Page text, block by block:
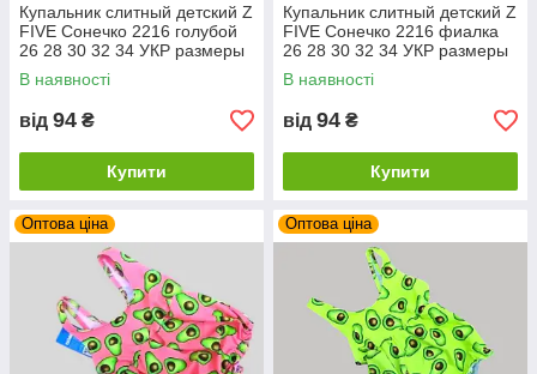
Купальник слитный детский Z
FIVE Сонечко 2216 голубой
26 28 30 32 34 УКР размеры
В наявності
від 94 ₴
Купити
Купальник слитный детский Z
FIVE Сонечко 2216 фиалка
26 28 30 32 34 УКР размеры
В наявності
від 94 ₴
Купити
Оптова ціна Оптова ціна